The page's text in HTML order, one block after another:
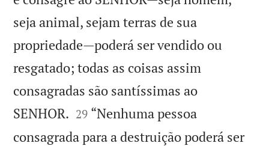
seja animal, sejam terras de sua
propriedade—poderá ser vendido ou
resgatado; todas as coisas assim
consagradas são santíssimas ao
SENHOR. 

29 “Nenhuma pessoa
consagrada para a destruição poderá ser